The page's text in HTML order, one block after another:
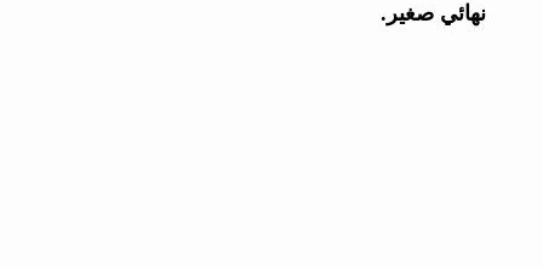
نهائي صغير.